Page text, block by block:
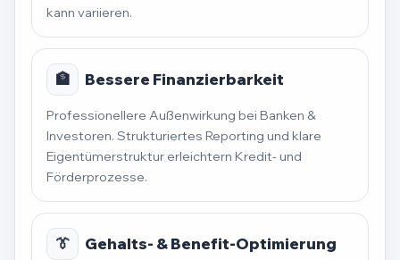
kann variieren.
🏦 Bessere Finanzierbarkeit
Professionellere Außenwirkung bei Banken &
Investoren. Strukturiertes Reporting und klare
Eigentümerstruktur erleichtern Kredit- und
Förderprozesse.
👔 Gehalts- & Benefit-Optimierung